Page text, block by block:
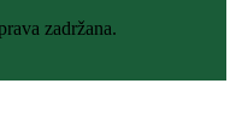
zadržana.